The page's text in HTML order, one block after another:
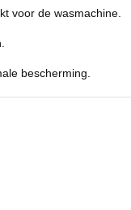
voor de wasmachine.
bescherming.